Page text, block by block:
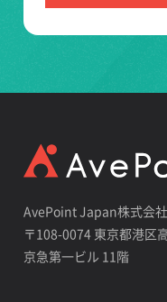
AvePoint Japan株式会社
〒108-0074 東京都港区
京急第一ビル 11階